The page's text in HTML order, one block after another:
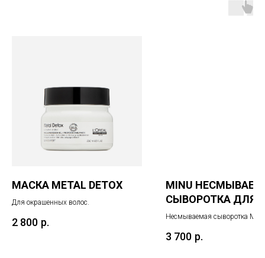
МАСКА METAL DETOX
Для окрашенных волос.
2 800 р.
MINU
СЫВОРОТКА ДЛЯ
ОКРАШЕННЫХ
Несмываемая сыворотка
окрашенных волос и придаёт
3 700 р.